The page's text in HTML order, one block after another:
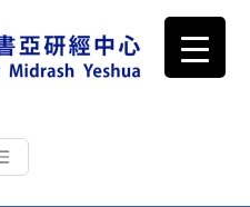
耶書亞研經中心
根源明白聖經，成為更好的門徒